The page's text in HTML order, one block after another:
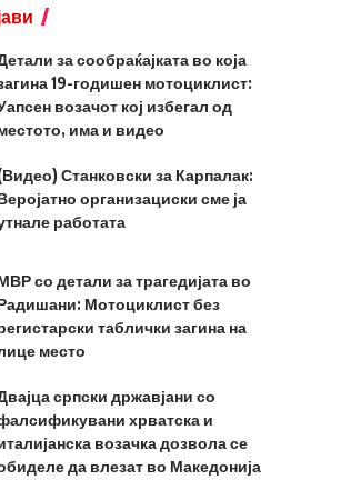
за сообраќајката во која
19-годишен мотоциклист:
возачот кој избегал од
има и видео
Станковски за Карпалак:
организациски сме ја
работата
со детали за трагедијата во
Мотоциклист без
таблички загина на
место
српски државјани со
хрватска и
возачка дозвола се
да влезат во Македонија